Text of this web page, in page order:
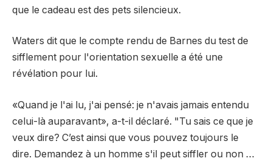
que le cadeau est des pets silencieux.
Waters dit que le compte rendu de Barnes du test de
sifflement pour l'orientation sexuelle a été une
révélation pour lui.
«Quand je l'ai lu, j'ai pensé: je n'avais jamais entendu
celui-là auparavant», a-t-il déclaré. "Tu sais ce que je
veux dire? C’est ainsi que vous pouvez toujours le
dire. Demandez à un homme s'il peut siffler ou non …